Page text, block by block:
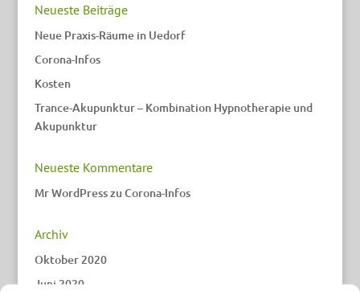
Neueste Beiträge
Neue Praxis-Räume in Uedorf
Corona-Infos
Kosten
Trance-Akupunktur – Kombination Hypnotherapie und
Akupunktur
Neueste Kommentare
Mr WordPresszu Corona-Infos
Archiv
Oktober 2020
Juni 2020